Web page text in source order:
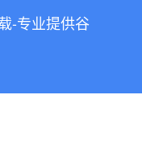
-专业提供谷